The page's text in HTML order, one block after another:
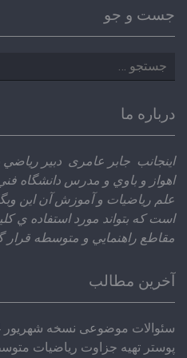
جست و جو
جستجو
برای:
درباره ما
اينجانب جابر عامری دبير
اهواز و باوي و مدرس دانشگاه
علم رياضيات و آموزش آن اين
است كه بتواند مورد استفاده ي
مقاطع راهنمايي و متوسطه قرار
آخرین مطالب
سئوالات موضوعی نسخه شهریور 1404
پوستر تهیه جزاوت ریاضیات